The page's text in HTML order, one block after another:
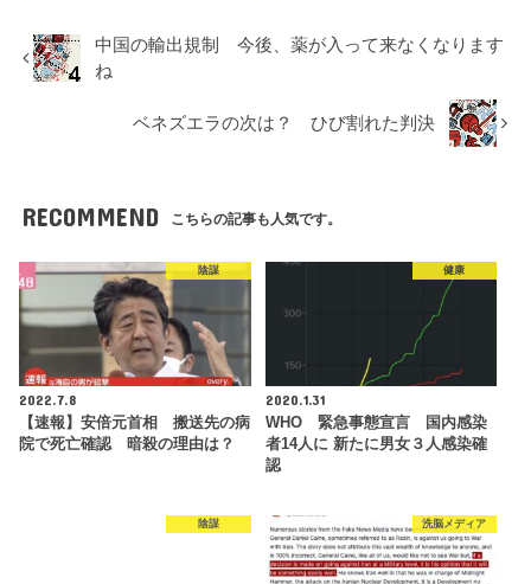
中国の輸出規制 今後、薬が入って来なくなります
ね
ベネズエラの次は？ ひび割れた判決
RECOMMEND こちらの記事も人気です。
陰謀
2022.7.8
【速報】安倍元首相 搬送先の病
院で死亡確認 暗殺の理由は？
健康
2020.1.31
WHO 緊急事態宣言 国内感染
者14人に 新たに男女３人感染確
認
陰謀 洗脳メディア